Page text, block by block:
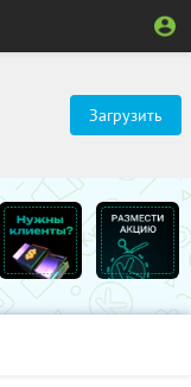
Загрузить